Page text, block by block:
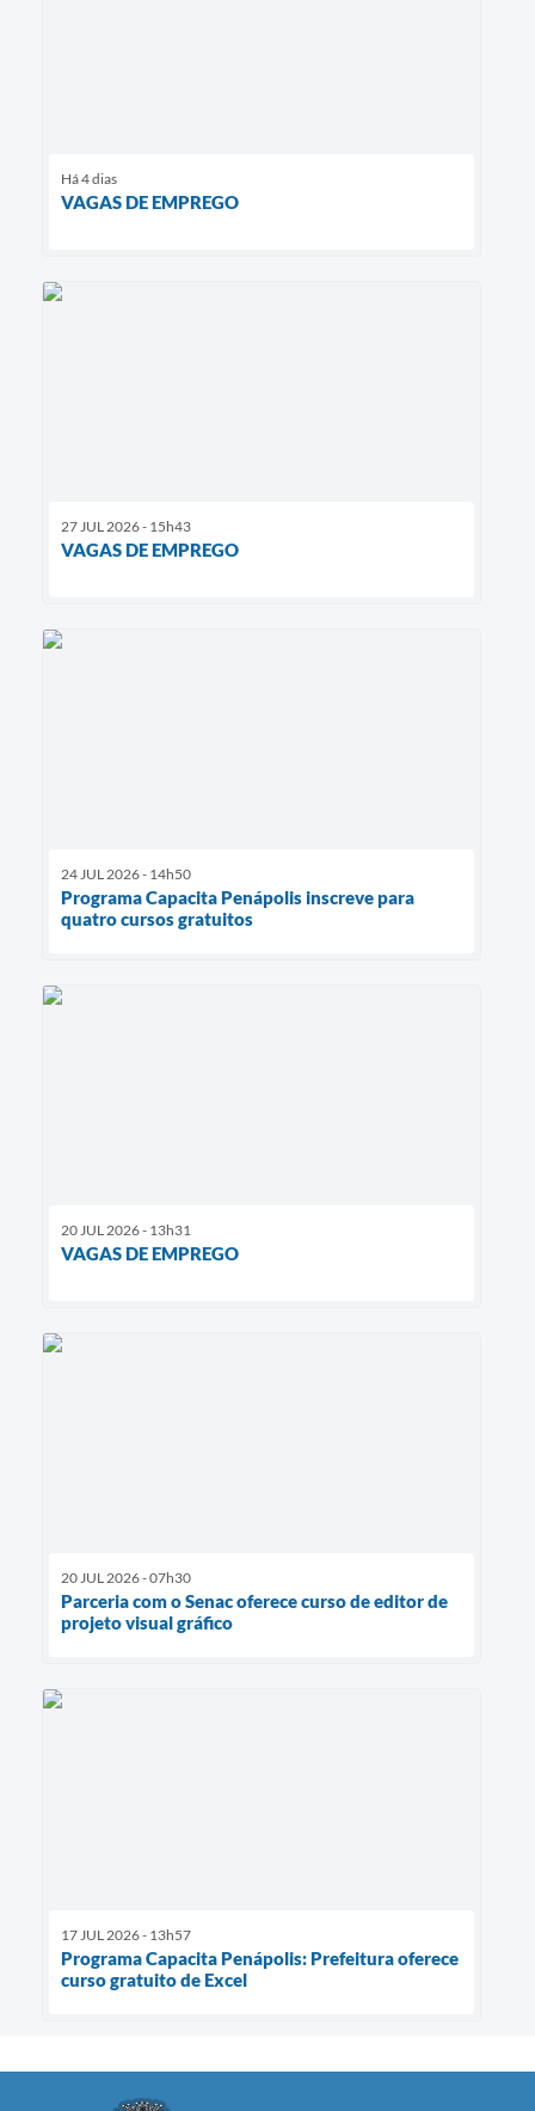
Há 4 dias
VAGAS DE EMPREGO
27 JUL 2026 - 15h43
VAGAS DE EMPREGO
24 JUL 2026 - 14h50
Programa Capacita Penápolis inscreve para
quatro cursos gratuitos
20 JUL 2026 - 13h31
VAGAS DE EMPREGO
20 JUL 2026 - 07h30
Parceria com o Senac oferece curso de editor de
projeto visual gráfico
17 JUL 2026 - 13h57
Programa Capacita Penápolis: Prefeitura oferece
curso gratuito de Excel